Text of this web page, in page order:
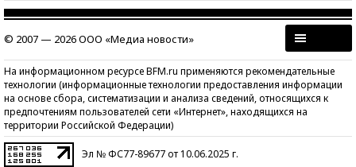
© 2007 — 2026 ООО «Медиа новости»
На информационном ресурсе BFM.ru применяются рекомендательные
технологии (информационные технологии предоставления информации
на основе сбора, систематизации и анализа сведений, относящихся к
предпочтениям пользователей сети «Интернет», находящихся на
территории Российской Федерации)
Эл № ФС77-89677 от 10.06.2025 г.